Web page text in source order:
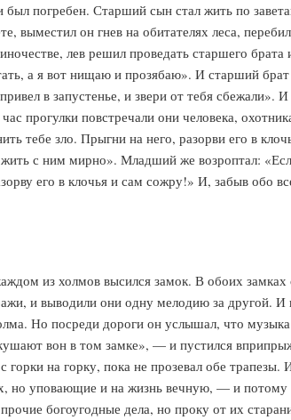
погребен. Старший сын стал жить по
он гнев на обитателях леса,
лев решил проведать старшего
а я вот нищаю и прозябаю». И старший
в запустенье, и звери от тебя сбежали».
прогулки повстречали они человека,
тебе зло. Прыгни на него, разорви его в
жить с ним мирно». Младший же возроптал:
его в клочья и сам сожру!» И, забыв обо
из холмов высился замок. В обоих
и выводили они одну мелодию за другой. И
Но посреди дороги он услышал, что
вон в том замке», — и пустился
на горку, пока не прозевал обе
но уповающие и на жизнь вечную, — и
богоугодные дела, но проку от их